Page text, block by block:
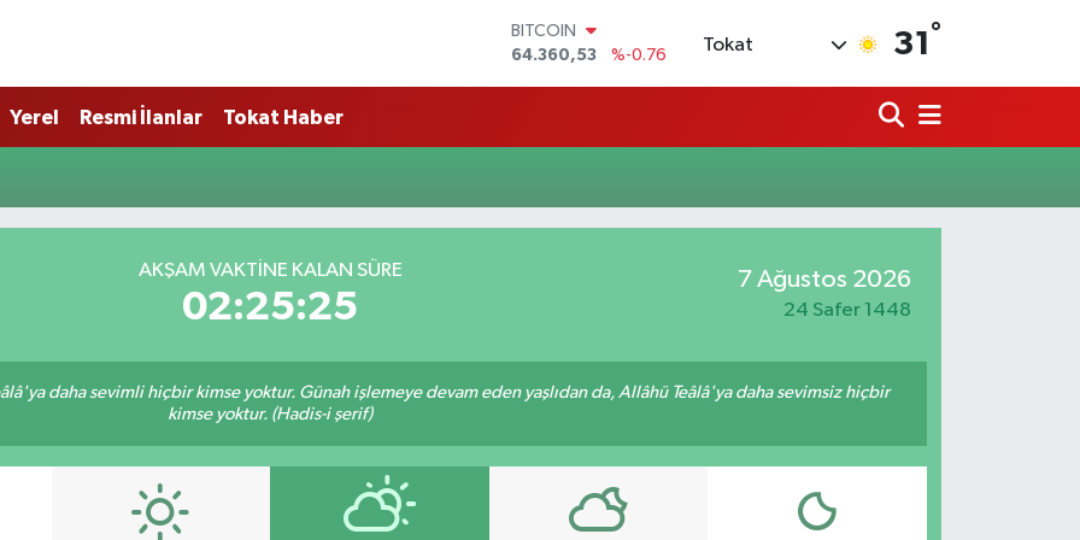
BITCOIN
64.360,53
%-0.76
55,0265
%0.01
GRAM ALTIN
Tokat 31 °
Yerel Resmi İlanlar Tokat Haber
AKŞAM VAKTINE KALAN SÜRE
02:25:25
7 Ağustos 2026
24 Safer 1448
daha sevimli hiçbir kimse yoktur. Günah işlemeye devam eden yaşlıdan da, Allâhü Teâlâ'ya daha sevimsiz hiçbir
kimse yoktur. (Hadis-i şerif)